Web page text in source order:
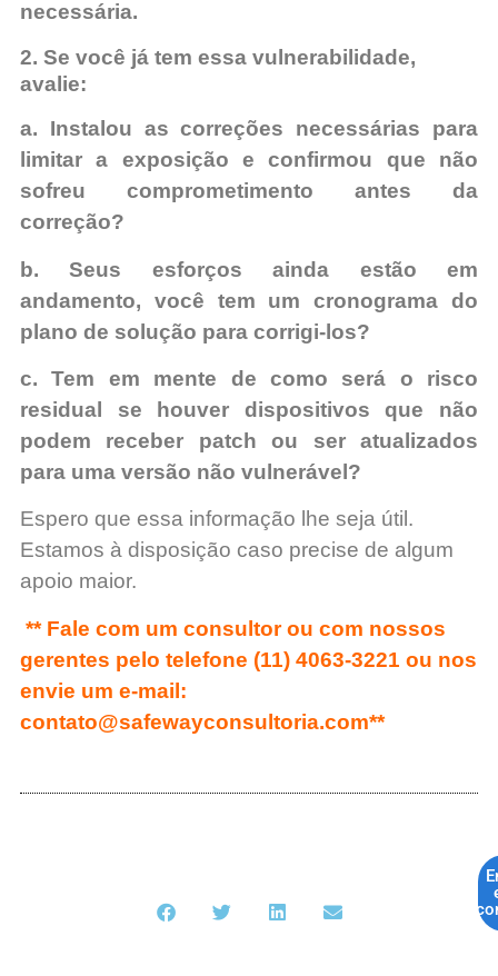
necessária.
2. Se você já tem essa vulnerabilidade,
avalie:
a. Instalou as correções necessárias para
limitar a exposição e confirmou que não
sofreu comprometimento antes da
correção?
b. Seus esforços ainda estão em
andamento, você tem um cronograma do
plano de solução para corrigi-los?
c. Tem em mente de como será o risco
residual se houver dispositivos que não
podem receber patch ou ser atualizados
para uma versão não vulnerável?
Espero que essa informação lhe seja útil.
Estamos à disposição caso precise de algum
apoio maior.
** Fale com um consultor ou com nossos
gerentes pelo telefone (11) 4063-3221 ou nos
envie um e-mail:
contato@safewayconsultoria.com**